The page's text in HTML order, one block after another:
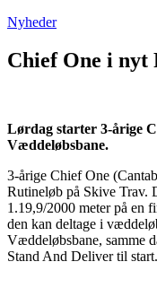
Nyheder
Chief One i nyt
Lørdag starter 3-årige
Væddeløbsbane.
3-årige Chief One
Rutineløb på Skive Trav.
1.19,9/2000 meter på en
den kan deltage i
Væddeløbsbane, samme
Stand And Deliver til start.